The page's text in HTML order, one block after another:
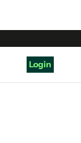
Login